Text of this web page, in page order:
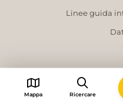
Linee guida
Mappa Ricercare